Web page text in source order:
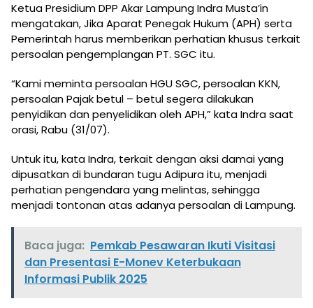
Ketua Presidium DPP Akar Lampung Indra Musta’in
mengatakan, Jika Aparat Penegak Hukum (APH) serta
Pemerintah harus memberikan perhatian khusus terkait
persoalan pengemplangan PT. SGC itu.
“Kami meminta persoalan HGU SGC, persoalan KKN,
persoalan Pajak betul – betul segera dilakukan
penyidikan dan penyelidikan oleh APH,” kata Indra saat
orasi, Rabu (31/07).
Untuk itu, kata Indra, terkait dengan aksi damai yang
dipusatkan di bundaran tugu Adipura itu, menjadi
perhatian pengendara yang melintas, sehingga
menjadi tontonan atas adanya persoalan di Lampung.
Baca juga: Pemkab Pesawaran Ikuti Visitasi
dan Presentasi E-Monev Keterbukaan
Informasi Publik 2025